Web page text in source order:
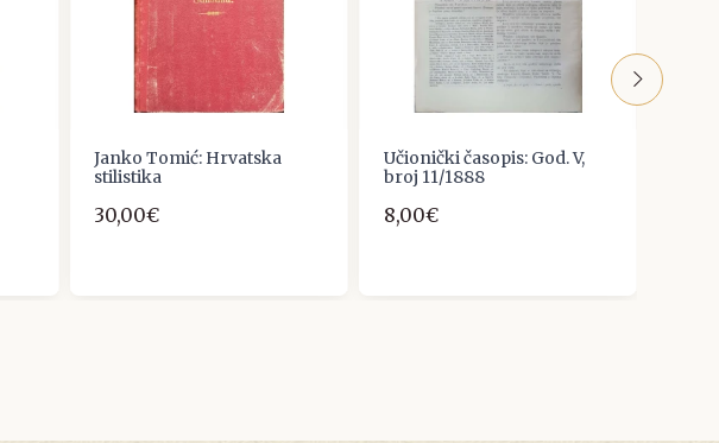
Janko Tomić: Hrvatska
stilistika
30,00€
Učionički časopis: God. V,
broj 11/1888
8,00€